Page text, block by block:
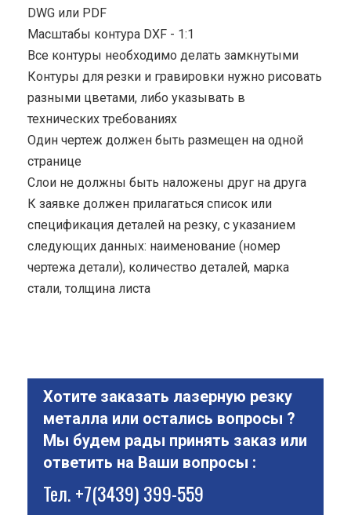
DWG или PDF
Масштабы контура DXF - 1:1
Все контуры необходимо делать замкнутыми
Контуры для резки и гравировки нужно рисовать
разными цветами, либо указывать в
технических требованиях
Один чертеж должен быть размещен на одной
странице
Cлои не должны быть наложены друг на друга
К заявке должен прилагаться список или
спецификация деталей на резку, с указанием
следующих данных: наименование (номер
чертежа детали), количество деталей, марка
стали, толщина листа
Хотите заказать лазерную резку
металла или остались вопросы ?
Мы будем рады принять заказ или
ответить на Ваши вопросы :
Тел.+7(3439) 399-559